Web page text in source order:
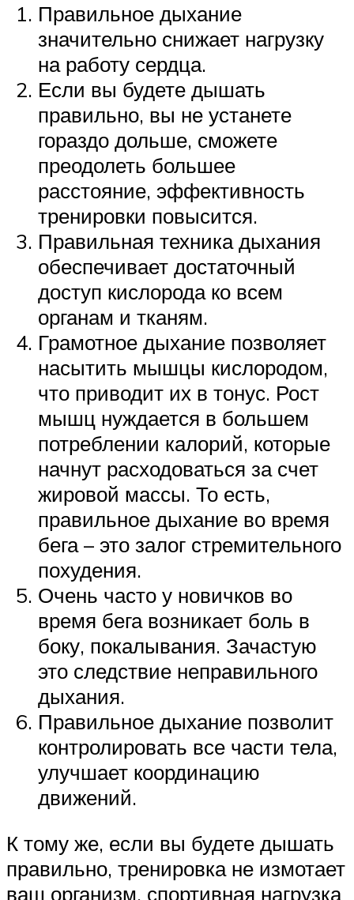
Правильное дыхание
значительно снижает нагрузку
на работу сердца.
Если вы будете дышать
правильно, вы не устанете
гораздо дольше, сможете
преодолеть большее
расстояние, эффективность
тренировки повысится.
Правильная техника дыхания
обеспечивает достаточный
доступ кислорода ко всем
органам и тканям.
Грамотное дыхание позволяет
насытить мышцы кислородом,
что приводит их в тонус. Рост
мышц нуждается в большем
потреблении калорий, которые
начнут расходоваться за счет
жировой массы. То есть,
правильное дыхание во время
бега – это залог стремительного
похудения.
Очень часто у новичков во
время бега возникает боль в
боку, покалывания. Зачастую
это следствие неправильного
дыхания.
Правильное дыхание позволит
контролировать все части тела,
улучшает координацию
движений.
К тому же, если вы будете дышать
правильно, тренировка не измотает
ваш организм, спортивная нагрузка